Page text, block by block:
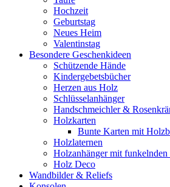
Hochzeit
Geburtstag
Neues Heim
Valentinstag
Besondere Geschenkideen
Schützende Hände
Kindergebetsbücher
Herzen aus Holz
Schlüsselanhänger
Handschmeichler &
Holzkarten
Bunte Karten mit
Holzlaternen
Holzanhänger mit
Holz Deco
Wandbilder & Reliefs